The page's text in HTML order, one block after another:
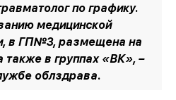
по графику.
медицинской
в ГП№3, размещена на
также в группах «ВК», –
облздрава.